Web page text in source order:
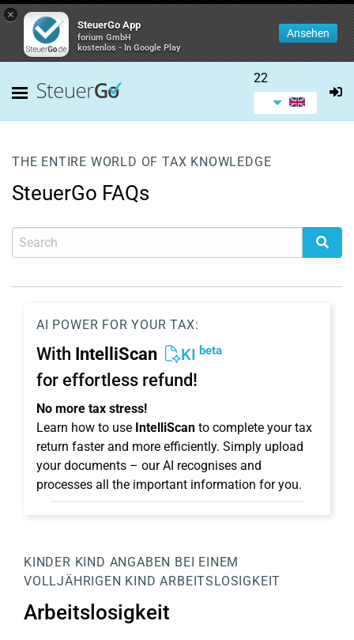
×
SteuerGo App
forium GmbH
kostenlos - In Google Play
Ansehen
22
THE ENTIRE WORLD OF TAX KNOWLEDGE
SteuerGo FAQs
AI POWER FOR YOUR TAX:
With IntelliScan KI beta
for effortless refund!
No more tax stress!
Learn how to use IntelliScan to complete your tax
return faster and more efficiently. Simply upload
your documents – our AI recognises and
processes all the important information for you.
KINDER KIND ANGABEN BEI EINEM
VOLLJÄHRIGEN KIND ARBEITSLOSIGKEIT
Arbeitslosigkeit